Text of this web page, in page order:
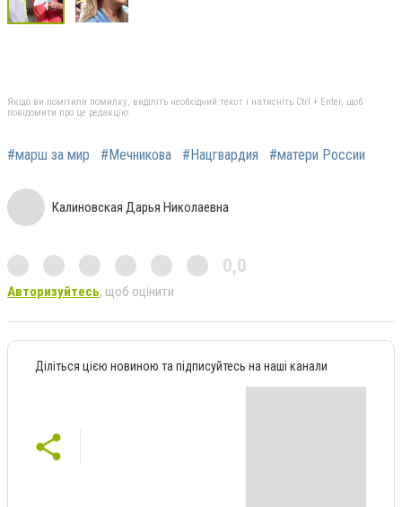
Якщо ви помітили помилку, виділіть необхідний текст і натисніть Ctrl + Enter, щоб
повідомити про це редакцію
#марш за мир #Мечникова #Нацгвардия #матери России
Калиновская Дарья Николаевна
0,0
Авторизуйтесь, щоб оцінити
Діліться цією новиною та підписуйтесь на наші канали